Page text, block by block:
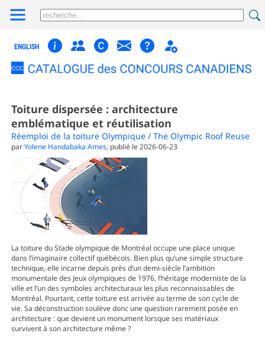
ENGLISH
Toiture dispersée : architecture
emblématique et réutilisation
Réemploi de la toiture Olympique / The Olympic Roof Reuse
parYolene Handabaka Ames, publié le 2026-06-23
La toiture du Stade olympique de Montréal occupe une place unique
dans l’imaginaire collectif québécois. Bien plus qu’une simple structure
technique, elle incarne depuis près d’un demi-siècle l’ambition
monumentale des Jeux olympiques de 1976, l’héritage moderniste de la
ville et l’un des symboles architecturaux les plus reconnaissables de
Montréal. Pourtant, cette toiture est arrivée au terme de son cycle de
vie. Sa déconstruction soulève donc une question rarement posée en
architecture : que devient un monument lorsque ses matériaux
survivent à son architecture même ?